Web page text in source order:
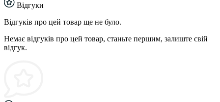
Відгуки
Відгуків про цей товар ще не було.
Немає відгуків про цей товар, станьте першим, залиште свій
відгук.